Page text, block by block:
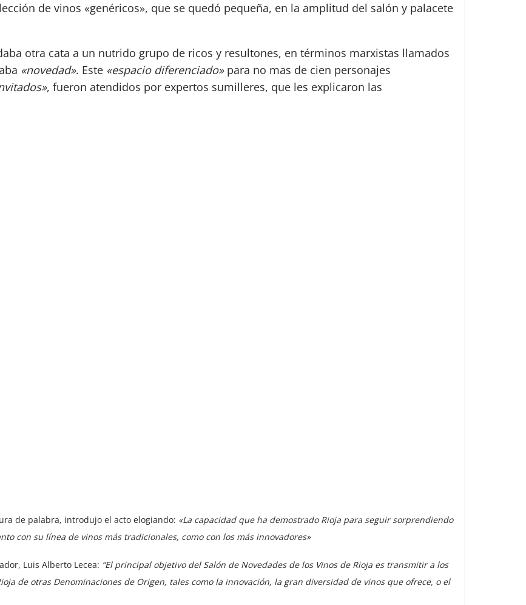
de vinos «genéricos», que se quedó pequeña, en la amplitud del salón y palacete
otra cata a un nutrido grupo de ricos y resultones, en términos marxistas llamados
«novedad». Este «espacio diferenciado»para no mas de cien personajes
, fueron atendidos por expertos sumilleres, que les explicaron las
de palabra, introdujo el acto elogiando: «La capacidad que ha demostrado Rioja para seguir sorprendiendo
con su línea de vinos más tradicionales, como con los más innovadores»
Luis Alberto Lecea: “El principal objetivo del Salón de Novedades de los Vinos de Rioja es transmitir a los
de otras Denominaciones de Origen, tales como la innovación, la gran diversidad de vinos que ofrece, o el